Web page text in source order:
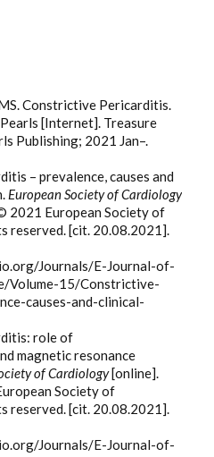
Constrictive Pericarditis.
[Internet]. Treasure
Publishing; 2021 Jan–.
– prevalence, causes and
European Society of Cardiology
2021 European Society of
reserved. [cit. 20.08.2021].
Journals/E-Journal-of-
Volume-15/Constrictive-
causes-and-clinical-
role of
magnetic resonance
of Cardiology[online].
Society of
reserved. [cit. 20.08.2021].
Journals/E-Journal-of-